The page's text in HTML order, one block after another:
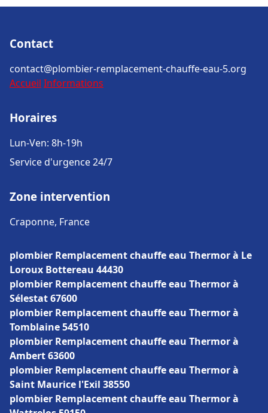
Contact
contact@plombier-remplacement-chauffe-eau-5.org
Accueil Informations
Horaires
Lun-Ven: 8h-19h
Service d'urgence 24/7
Zone intervention
Craponne, France
plombier Remplacement chauffe eau Thermor à Le
Loroux Bottereau 44430
plombier Remplacement chauffe eau Thermor à
Sélestat 67600
plombier Remplacement chauffe eau Thermor à
Tomblaine 54510
plombier Remplacement chauffe eau Thermor à
Ambert 63600
plombier Remplacement chauffe eau Thermor à
Saint Maurice l'Exil 38550
plombier Remplacement chauffe eau Thermor à